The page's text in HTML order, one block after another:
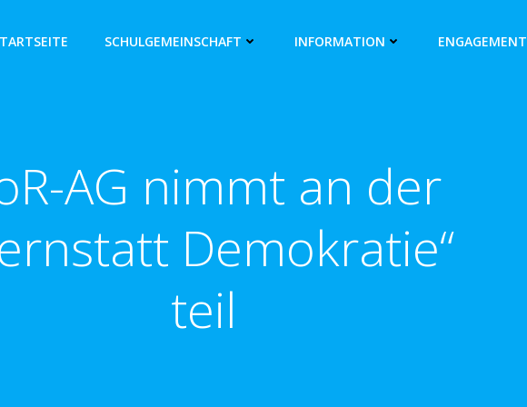
SCHULGEMEINSCHAFT INFORMATION ENGAGEMENT
AG nimmt an der
Demokratie“
teil